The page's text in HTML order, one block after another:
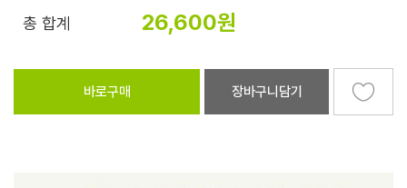
총 합계 26,600원
바로구매 장바구니담기